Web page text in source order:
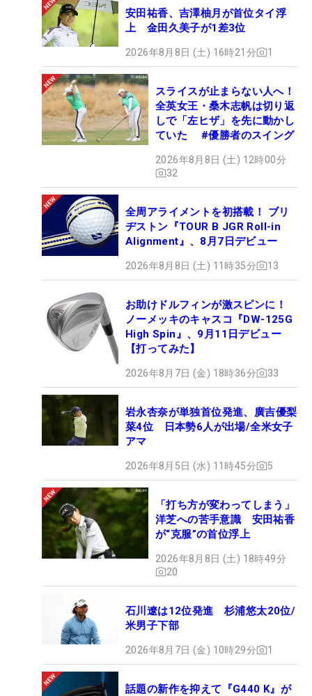
安田祐香、吉澤柚月が首位タイ浮
上 金田久美子が1差3位
2026年8月8日 (土) 16時21分 1
スライスが止まらない人へ！
全英女王・桑木志帆は切り返
しで「左ヒザ」を先に動かし
ていた #優勝者のスイング
2026年8月8日 (土) 12時00分
32
全周アライメントを初搭載！ ブリ
ヂストン『TOUR B JGR Roll-in
Alignment』、8月7日デビュー
2026年8月8日 (土) 11時35分 13
お助けドルフィンが激スピンに！
ノーメッキのキャスコ『DW-125G
High Spin』、9月11日デビュー
【打ってみた】
2026年8月7日 (金) 18時36分 33
岩永杏奈が単独首位発進、廣吉優梨
菜4位 日本勢6人が出場/全米女子
アマ
2026年8月5日 (水) 11時45分 5
「打ち方が変わってしまう」
洋芝への苦手意識 安田祐香
が“克服”の首位浮上
2026年8月8日 (土) 18時49分
20
石川遼は12位発進 杉浦悠太20位/
米男子下部
2026年8月7日 (金) 10時29分 1
話題の新作を抑えて『G440 K』が